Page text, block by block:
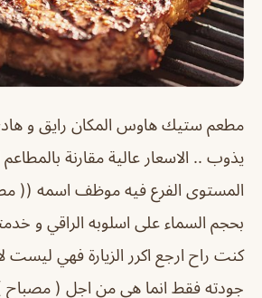
مطعم ستيك هاوس المكان رايق و
يذوب .. الاسعار عالية مقارنة بالمطاعم
المستوى الفرع فيه موظف اسمه ((
بحجم السماء على اسلوبه الراقي و
كنت راح ارجع اكرر الزيارة فهي ليست
جودته فقط انما هي من اجل ( مصباح